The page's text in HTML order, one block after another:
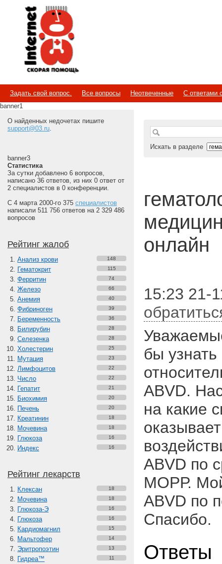
Internet
Скорая помощь
Задать свой вопрос. Все вопросы Неотвеченные
С ответами
banner1
О найденных недочетах пишите
support@03.ru.
banner3
Статистика
За сутки добавлено 6 вопросов,
написано 36 ответов, из них 0 ответ от
2 специалистов в 0 конференции.
С 4 марта 2000-го 375 специалистов
написали 511 756 ответов на 2 329 486
вопросов
Рейтинг жалоб
Анализ крови 148
Гематокрит 115
Ферритин 74
Железо 66
Анемия 40
Фибриноген 39
Беременность 36
Билирубин 28
Селезенка 28
Холестерин 25
Мутация 23
Лимфоцитов 22
Число 22
Гепатит 21
Биохимия 20
Печень 20
Креатинин 18
Мочевина 18
Глюкоза 16
Индекс 16
Рейтинг лекарств
Клексан 18
Мочевина 18
Глюкоза-Э 16
Глюкоза 16
Кардиомагнил 15
Мальтофер 14
Эритропоэтин 13
Гидреа™ 11
Искать в разделе
онлайн
15:23 21-
бы
ABVD.
на какие
ABVD по
МОРР.
ABVD по
Спасибо.
Ответы